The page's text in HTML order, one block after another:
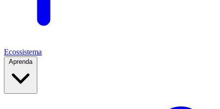
Ecossistema
Aprenda